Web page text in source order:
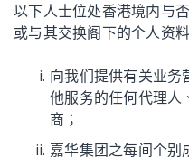
以下人士位处香港境内与
或与其交换阁下的个人资料
向我们提供有关业务
他服务的任何代理人
商；
嘉华集团之每间个